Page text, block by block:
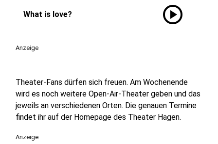
What is love? play_circle
Anzeige
Theater-Fans dürfen sich freuen. Am Wochenende
wird es noch weitere Open-Air-Theater geben und das
jeweils an verschiedenen Orten. Die genauen Termine
findet ihr auf der Homepage des Theater Hagen.
Anzeige